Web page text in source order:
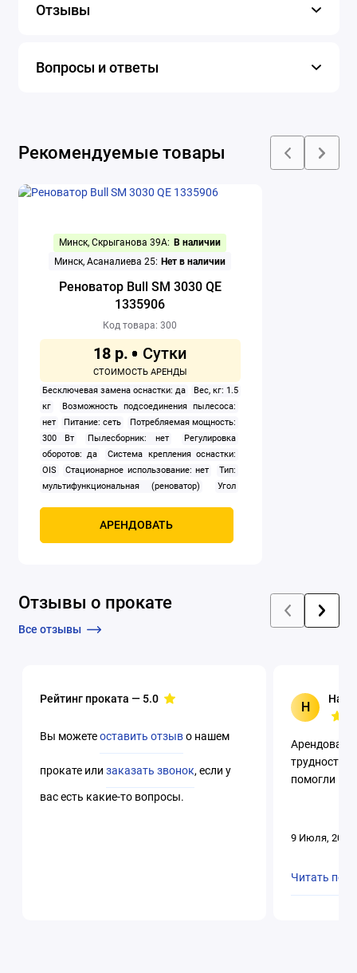
Отзывы
Вопросы и ответы
Рекомендуемые товары
Минск, Скрыганова 39А: В наличии
Минск, Асаналиева 25: Нет в наличии
Реноватор Bull SM 3030 QE
1335906
Код товара: 300
18 р.
Бесключевая замена оснастки: да
Вес, кг: 1.5
кг
Возможность подсоединения пылесоса:
нет
Питание: сеть
Потребляемая мощность:
300 Вт
Пылесборник: нет
Регулировка
оборотов: да
Система крепления оснастки:
OIS
Стационарное использование: нет
Тип:
мультифункциональная (реноватор)
Угол
АРЕНДОВАТЬ
Отзывы о прокате
Все отзывы
Рейтинг проката — 5.0
Вы можетеоставить отзыво нашем
прокате илизаказать звонок, если у
вас есть какие-то вопросы.
Н
Арендовали
трудности
помогли и
9 Июля, 2026
Читать